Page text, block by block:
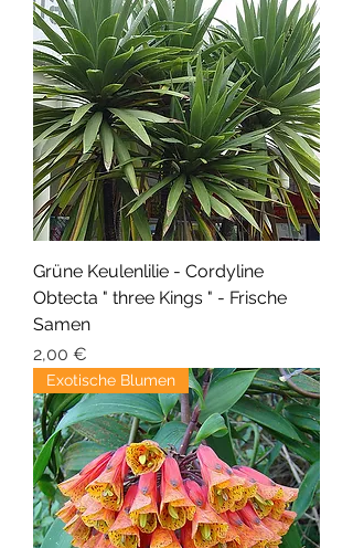
Grüne Keulenlilie - Cordyline
Obtecta " three Kings " - Frische
Samen
Preis
2,00 €
Exotische Blumen